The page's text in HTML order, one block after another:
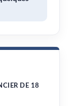
DE 18